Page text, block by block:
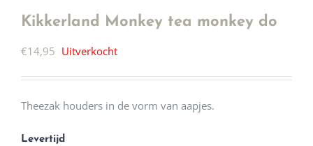
Kikkerland Monkey tea monkey do
€14,95 Uitverkocht
Theezak houders in de vorm van aapjes.
Levertijd